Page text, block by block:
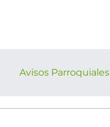
Avisos Parroquiales